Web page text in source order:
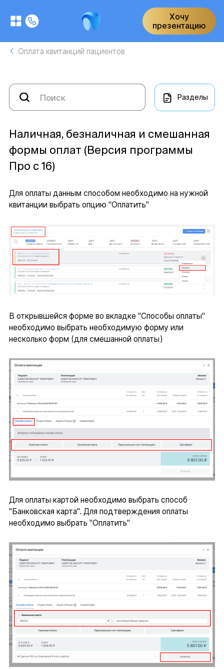
Хочу
презентацию
Оплата квитанций пациентов
Разделы
Наличная, безналичная и смешанная
формы оплат (Версия программы
Про с 16)
Для оплаты данным способом необходимо на нужной
квитанции выбрать опцию "Оплатить"
В открывшейся форме во вкладке "Способы оплаты"
необходимо выбрать необходимую форму или
несколько форм (для смешанной оплаты)
Для оплаты картой необходимо выбрать способ
"Банковская карта". Для подтверждения оплаты
необходимо выбрать "Оплатить"